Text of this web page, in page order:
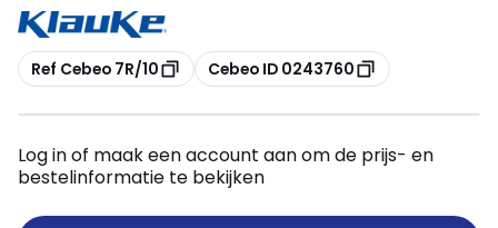
Kopiëren
Ref Cebeo 7R/10 Kopiëren
Cebeo ID 0243760
Log in of maak een account aan om de prijs- en
bestelinformatie te bekijken